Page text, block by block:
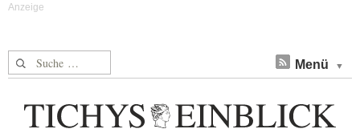
Suche nach: Menü